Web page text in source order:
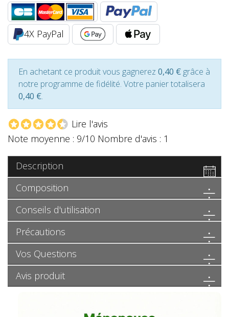
4X PayPal
En achetant ce produit vous gagnerez 0,40 € grâce à
notre programme de fidélité. Votre panier totalisera
0,40 €.
Lire l'avis
Note moyenne : 9/10 Nombre d'avis : 1
Description
Composition
Conseils d'utilisation
Précautions
Vos Questions
Avis produit